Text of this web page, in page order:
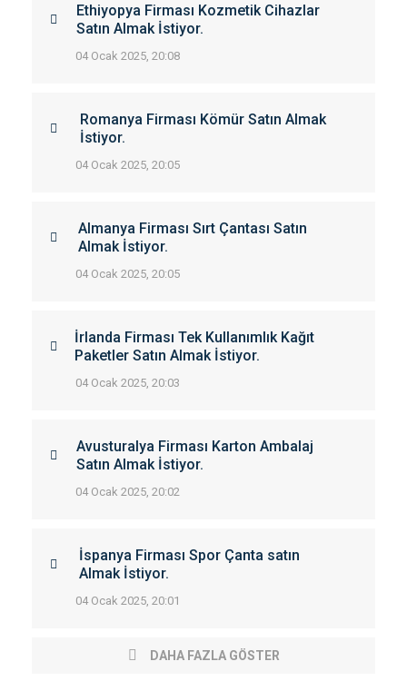
Ethiyopya Firması Kozmetik Cihazlar
Satın Almak İstiyor.
04 Ocak 2025, 20:08
Romanya Firması Kömür Satın Almak
İstiyor.
04 Ocak 2025, 20:05
Almanya Firması Sırt Çantası Satın
Almak İstiyor.
04 Ocak 2025, 20:05
İrlanda Firması Tek Kullanımlık Kağıt
Paketler Satın Almak İstiyor.
04 Ocak 2025, 20:03
Avusturalya Firması Karton Ambalaj
Satın Almak İstiyor.
04 Ocak 2025, 20:02
İspanya Firması Spor Çanta satın
Almak İstiyor.
04 Ocak 2025, 20:01
DAHA FAZLA GÖSTER